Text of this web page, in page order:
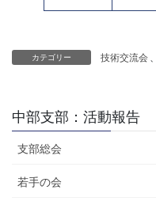
カテゴリー 技術交流会
中部支部：活動報告
支部総会
若手の会